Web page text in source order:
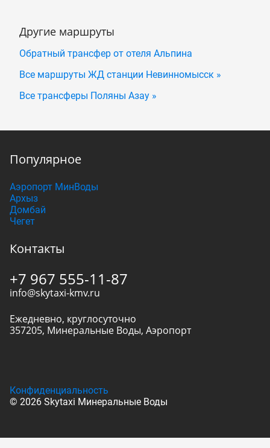
Другие маршруты
Обратный трансфер от отеля Альпина
Все маршруты ЖД станции Невинномысск »
Все трансферы Поляны Азау »
Популярное
Аэропорт МинВоды
Архыз
Домбай
Чегет
Контакты
+7 967 555-11-87
info@skytaxi-kmv.ru
Ежедневно, круглосуточно
357205, Минеральные Воды, Аэропорт
© 2026 Skytaxi Минеральные Воды
Конфиденциальность